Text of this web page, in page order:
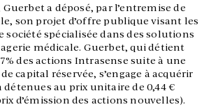
a déposé, par l’entremise de
son projet d’offre publique visant les
société spécialisée dans des solutions
médicale. Guerbet, qui détient
des actions Intrasense suite à une
capital réservée, s’engage à acquérir
au prix unitaire de 0,44 €
d’émission des actions nouvelles).